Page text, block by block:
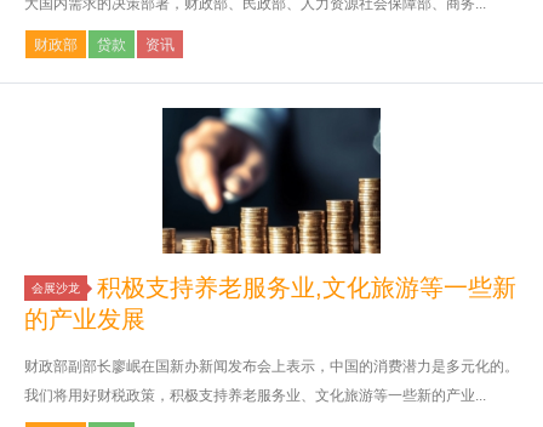
大国内需求的决策部署，财政部、民政部、人力资源社会保障部、商务...
财政部 贷款 资讯
会展沙龙
积极支持养老服务业,文化旅游等一些新
的产业发展
财政部副部长廖岷在国新办新闻发布会上表示，中国的消费潜力是多元化的。
我们将用好财税政策，积极支持养老服务业、文化旅游等一些新的产业...